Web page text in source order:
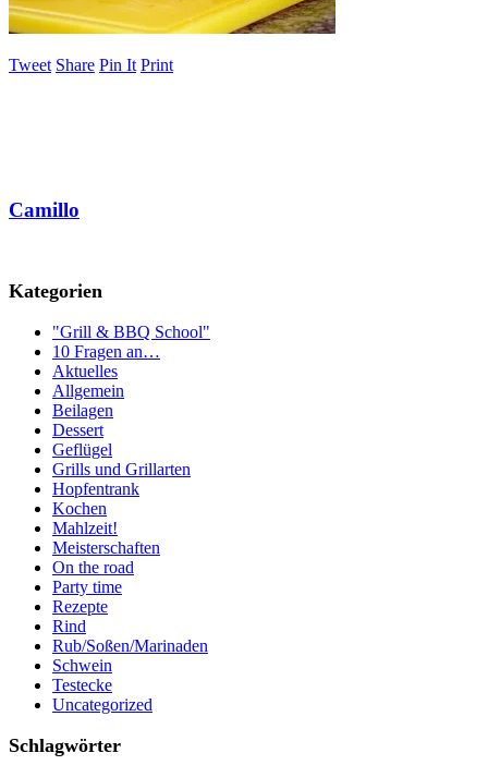
Tweet Share Pin It Print
Camillo
Kategorien
"Grill & BBQ School"
10 Fragen an…
Aktuelles
Allgemein
Beilagen
Dessert
Geflügel
Grills und Grillarten
Hopfentrank
Kochen
Mahlzeit!
Meisterschaften
On the road
Party time
Rezepte
Rind
Rub/Soßen/Marinaden
Schwein
Testecke
Uncategorized
Schlagwörter